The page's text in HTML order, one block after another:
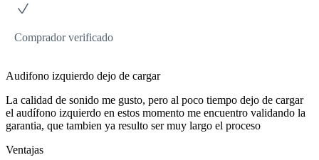
Comprador verificado
Audifono izquierdo dejo de cargar
La calidad de sonido me gusto, pero al poco tiempo dejo de cargar
el audífono izquierdo en estos momento me encuentro validando la
garantia, que tambien ya resulto ser muy largo el proceso
Ventajas